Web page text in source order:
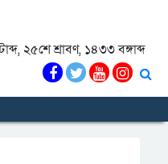
২৫শে শ্রাবণ, ১৪৩৩ বঙ্গাব্দ